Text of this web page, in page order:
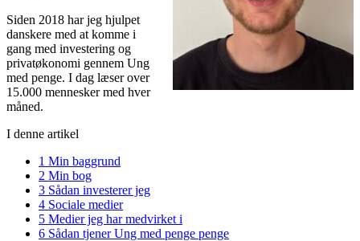
Siden 2018 har jeg hjulpet
danskere med at komme i
gang med investering og
privatøkonomi gennem Ung
med penge. I dag læser over
15.000 mennesker med hver
måned.
I denne artikel
1 Min baggrund
2 Min bog
3 Sådan investerer jeg
4 Sociale medier
5 Medier jeg har medvirket i
6 Sådan tjener Ung med penge penge